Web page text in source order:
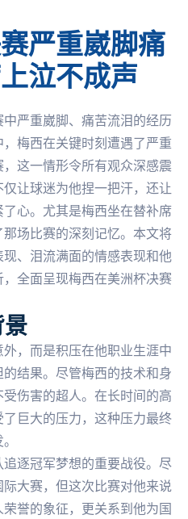
严重崴脚痛
泣不成声
严重崴脚、痛苦流泪的经历
梅西在关键时刻遭遇了严重
这一情形令所有观众深感震
让球迷为他捏一把汗，还让
心。尤其是梅西坐在替补席
场比赛的深刻记忆。本文将
、泪流满面的情感表现和他
全面呈现梅西在美洲杯决赛
景
，而是积压在他职业生涯中
结果。尽管梅西的技术和身
伤害的超人。在长时间的高
巨大的压力，这种压力最终
逐冠军梦想的重要战役。尽
大赛，但这次比赛对他来说
誉的象征，更关系到他为国